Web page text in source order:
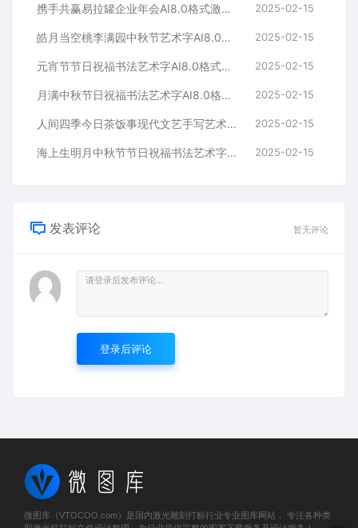
携手共赢易拉罐企业年会AI8.0格式激光打标文件通用矢量图 2025-02-15
皓月当空桃李满园中秋节艺术字AI8.0格式激光打标文件通用矢量图 2025-02-15
元宵节节日祝福书法艺术字AI8.0格式激光打标文件通用矢量图 2025-02-15
月满中秋节日祝福书法艺术字AI8.0格式激光打标文件通用矢量图 2025-02-15
人间四季今日茶饭事现代文艺手写艺术字AI8.0格式激光打标文件通用矢量图 2025-02-15
海上生明月中秋节节日祝福书法艺术字AI8.0格式激光打标文件通用矢量图 2025-02-15
发表评论 暂无评论
登录后评论
微图库（VTOCOO.com）是国内激光雕刻打标行业专业图库网站， 专注各种类